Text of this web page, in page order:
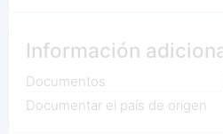
Información
Documentos
Documentar el país de origen